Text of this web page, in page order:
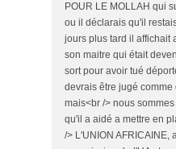
POUR LE MOLLAH qui
ou il déclarais qu'il
jours plus tard il affichait
son maitre qui était
sort pour avoir tué
devrais être jugé
mais<br /> nous
qu'il a aidé a mettre en
/> L'UNION AFRICAINE,